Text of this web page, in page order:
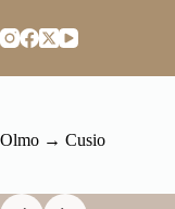
al
contenuto
Olmo → Cusio
Slide 2 of 2